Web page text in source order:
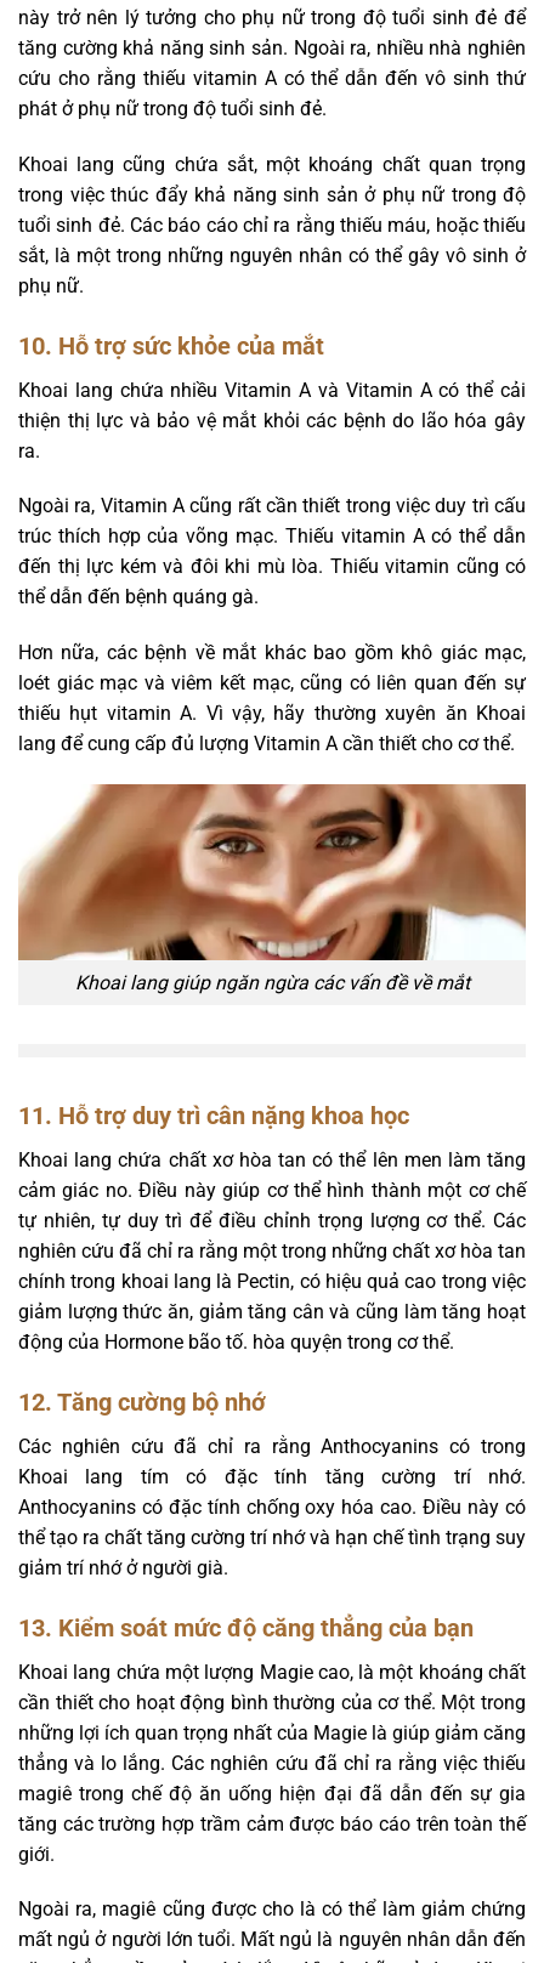
này trở nên lý tưởng cho phụ nữ trong độ tuổi sinh đẻ để
tăng cường khả năng sinh sản. Ngoài ra, nhiều nhà nghiên
cứu cho rằng thiếu vitamin A có thể dẫn đến vô sinh thứ
phát ở phụ nữ trong độ tuổi sinh đẻ.
Khoai lang cũng chứa sắt, một khoáng chất quan trọng
trong việc thúc đẩy khả năng sinh sản ở phụ nữ trong độ
tuổi sinh đẻ. Các báo cáo chỉ ra rằng thiếu máu, hoặc thiếu
sắt, là một trong những nguyên nhân có thể gây vô sinh ở
phụ nữ.
10. Hỗ trợ sức khỏe của mắt
Khoai lang chứa nhiều Vitamin A và Vitamin A có thể cải
thiện thị lực và bảo vệ mắt khỏi các bệnh do lão hóa gây
ra.
Ngoài ra, Vitamin A cũng rất cần thiết trong việc duy trì cấu
trúc thích hợp của võng mạc. Thiếu vitamin A có thể dẫn
đến thị lực kém và đôi khi mù lòa. Thiếu vitamin cũng có
thể dẫn đến bệnh quáng gà.
Hơn nữa, các bệnh về mắt khác bao gồm khô giác mạc,
loét giác mạc và viêm kết mạc, cũng có liên quan đến sự
thiếu hụt vitamin A. Vì vậy, hãy thường xuyên ăn Khoai
lang để cung cấp đủ lượng Vitamin A cần thiết cho cơ thể.
Khoai lang giúp ngăn ngừa các vấn đề về mắt
11. Hỗ trợ duy trì cân nặng khoa học
Khoai lang chứa chất xơ hòa tan có thể lên men làm tăng
cảm giác no. Điều này giúp cơ thể hình thành một cơ chế
tự nhiên, tự duy trì để điều chỉnh trọng lượng cơ thể. Các
nghiên cứu đã chỉ ra rằng một trong những chất xơ hòa tan
chính trong khoai lang là Pectin, có hiệu quả cao trong việc
giảm lượng thức ăn, giảm tăng cân và cũng làm tăng hoạt
động của Hormone bão tố. hòa quyện trong cơ thể.
12. Tăng cường bộ nhớ
Các nghiên cứu đã chỉ ra rằng Anthocyanins có trong
Khoai lang tím có đặc tính tăng cường trí nhớ.
Anthocyanins có đặc tính chống oxy hóa cao. Điều này có
thể tạo ra chất tăng cường trí nhớ và hạn chế tình trạng suy
giảm trí nhớ ở người già.
13. Kiểm soát mức độ căng thẳng của bạn
Khoai lang chứa một lượng Magie cao, là một khoáng chất
cần thiết cho hoạt động bình thường của cơ thể. Một trong
những lợi ích quan trọng nhất của Magie là giúp giảm căng
thẳng và lo lắng. Các nghiên cứu đã chỉ ra rằng việc thiếu
magiê trong chế độ ăn uống hiện đại đã dẫn đến sự gia
tăng các trường hợp trầm cảm được báo cáo trên toàn thế
giới.
Ngoài ra, magiê cũng được cho là có thể làm giảm chứng
mất ngủ ở người lớn tuổi. Mất ngủ là nguyên nhân dẫn đến